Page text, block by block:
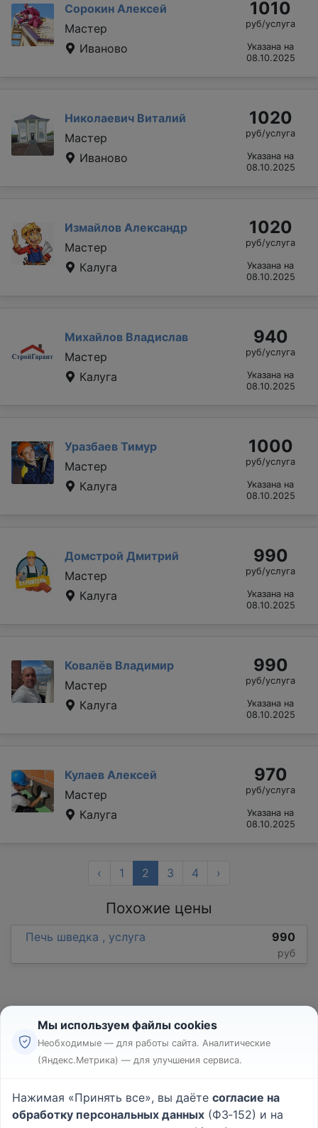
Сорокин Алексей
Мастер
Иваново
1010
руб/услуга
Указана на
08.10.2025
Николаевич Виталий
Мастер
Иваново
1020
руб/услуга
Указана на
08.10.2025
Измайлов Александр
Мастер
Калуга
1020
руб/услуга
Указана на
08.10.2025
Михайлов Владислав
Мастер
Калуга
940
руб/услуга
Указана на
08.10.2025
Уразбаев Тимур
Мастер
Калуга
1000
руб/услуга
Указана на
08.10.2025
Домстрой Дмитрий
Мастер
Калуга
990
руб/услуга
Указана на
08.10.2025
Ковалёв Владимир
Мастер
Калуга
990
руб/услуга
Указана на
08.10.2025
Кулаев Алексей
Мастер
Калуга
970
руб/услуга
Указана на
08.10.2025
‹ 1 2 3 4 ›
Похожие цены
Печь шведка , услуга 990
руб
Реклама
Пользовательское соглашение
Политика конфиденциальности
Мы используем файлы cookies
Необходимые — для работы сайта. Аналитические
(Яндекс.Метрика) — для улучшения сервиса.
Нажимая «Принять все», вы даёте согласие на
обработку персональных данных (ФЗ‑152) и на